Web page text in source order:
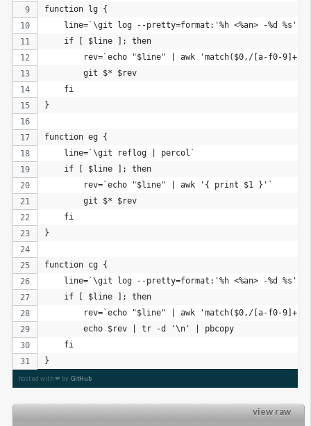
function lg {
line=`\git log --pretty=format:'%h <%an> -%d %s'
    if [ $line ]; then
rev=`echo "$line" | awk 'match($0,/[a-f0-9]+/
        git $* $rev
    fi
}
function eg {
    line=`\git reflog | percol`
    if [ $line ]; then
        rev=`echo "$line" | awk '{ print $1 }'`
        git $* $rev
    fi
}
function cg {
line=`\git log --pretty=format:'%h <%an> -%d %s'
    if [ $line ]; then
rev=`echo "$line" | awk 'match($0,/[a-f0-9]+/
        echo $rev | tr -d '\n' | pbcopy
    fi
}
hosted with ❤ by GitHub
view raw